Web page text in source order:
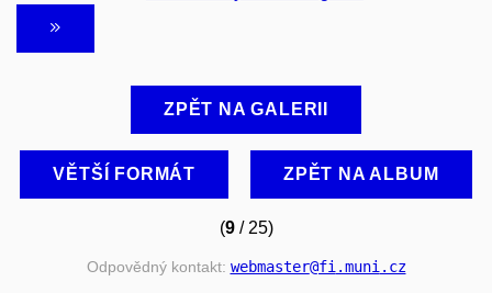
ZPĚT NA GALERII
VĚTŠÍ FORMÁT ZPĚT NA ALBUM
(9/ 25)
Odpovědný kontakt: webmaster@fi.muni.cz